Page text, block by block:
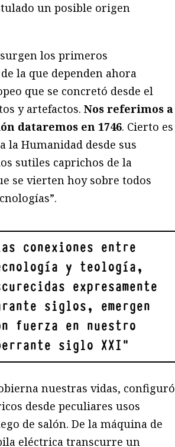
un posible origen
los primeros
la que dependen ahora
que se concretó desde el
y artefactos. Nos referimos a
dataremos en 1746. Cierto es
la Humanidad desde sus
sutiles caprichos de la
se vierten hoy sobre todos
conexiones entre
y teología,
expresamente
siglos, emergen
fuerza en nuestro
siglo XXI"
nuestras vidas, configuró
desde peculiares usos
de salón. De la máquina de
eléctrica transcurre un